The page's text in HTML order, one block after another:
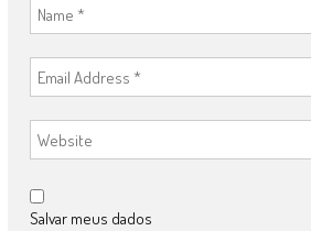
Salvar meus dados